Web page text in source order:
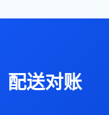
配送对账